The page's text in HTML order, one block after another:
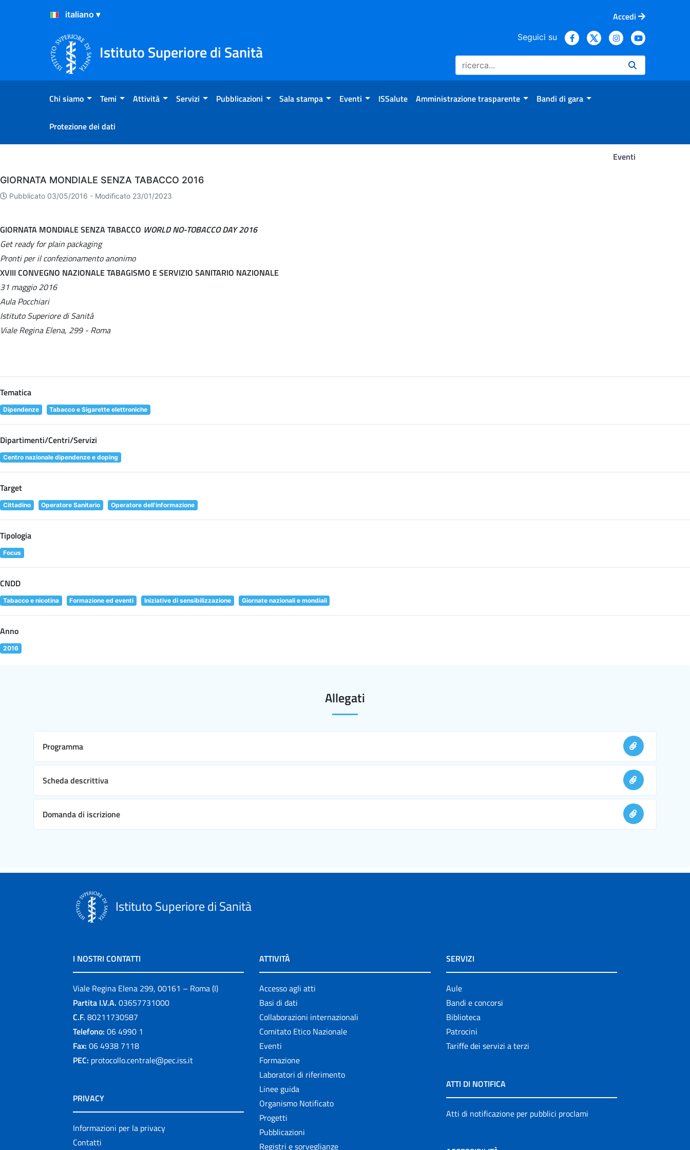
Salta al Contenuto
Salta al Footer
Accedi
Istituto Superiore di Sanità
Seguici su
Chi siamo Temi Attività Servizi Pubblicazioni Sala stampa Eventi ISSalute Amministrazione trasparente Bandi di gara
Protezione dei dati
Eventi
Eventi
GIORNATA MONDIALE SENZA TABACCO 2016
Pubblicato 03/05/2016 - Modificato 23/01/2023
GIORNATA MONDIALE SENZA TABACCO WORLD NO-TOBACCO DAY 2016
Get ready for plain packaging
Pronti per il confezionamento anonimo
XVIII CONVEGNO NAZIONALE TABAGISMO E SERVIZIO SANITARIO NAZIONALE
31 maggio 2016
Aula Pocchiari
Istituto Superiore di Sanità
Viale Regina Elena, 299 - Roma
Tematica
Dipendenze Tabacco e Sigarette elettroniche
Dipartimenti/Centri/Servizi
Centro nazionale dipendenze e doping
Target
Cittadino Operatore Sanitario Operatore dell'informazione
Tipologia
Focus
CNDD
Tabacco e nicotina Formazione ed eventi Iniziative di sensibilizzazione Giornate nazionali e mondiali
Anno
2016
Allegati
Programma
Scheda descrittiva
Domanda di iscrizione
Istituto Superiore di Sanità
I NOSTRI CONTATTI
Viale Regina Elena 299, 00161 – Roma (I)
Partita I.V.A. 03657731000
C.F. 80211730587
Telefono: 06 4990 1
Fax: 06 4938 7118
PEC: protocollo.centrale@pec.iss.it
PRIVACY
Informazioni per la privacy
Contatti
ATTIVITÀ
Accesso agli atti
Basi di dati
Collaborazioni internazionali
Comitato Etico Nazionale
Eventi
Formazione
Laboratori di riferimento
Linee guida
Organismo Notificato
Progetti
Pubblicazioni
Registri e sorveglianze
SERVIZI
Aule
Bandi e concorsi
Biblioteca
Patrocini
Tariffe dei servizi a terzi
ATTI DI NOTIFICA
Atti di notificazione per pubblici proclami